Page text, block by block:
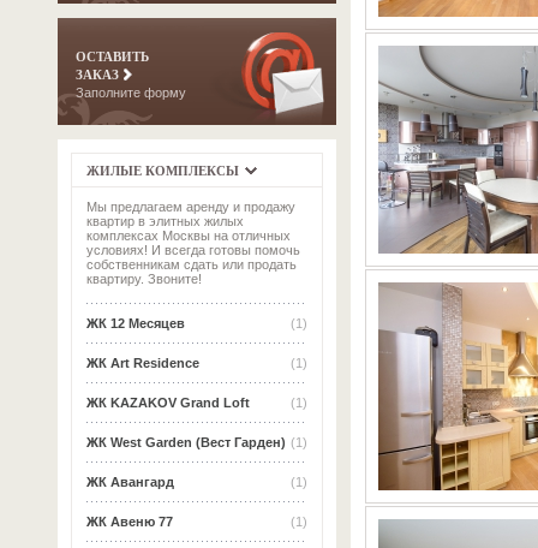
ОСТАВИТЬ
ЗАКАЗ
Заполните форму
ЖИЛЫЕ КОМПЛЕКСЫ
Мы предлагаем аренду и продажу
квартир в элитных жилых
комплексах Москвы на отличных
условиях! И всегда готовы помочь
собственникам сдать или продать
квартиру. Звоните!
(1)
ЖК 12 Месяцев
(1)
ЖК Art Residence
(1)
ЖК KAZAKOV Grand Loft
(1)
ЖК West Garden (Вест Гарден)
(1)
ЖК Авангард
(1)
ЖК Авеню 77